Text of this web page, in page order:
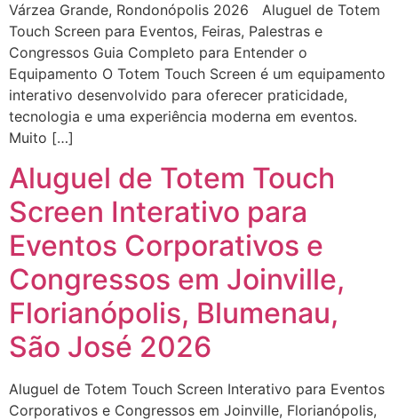
Várzea Grande, Rondonópolis 2026 Aluguel de Totem
Touch Screen para Eventos, Feiras, Palestras e
Congressos Guia Completo para Entender o
Equipamento O Totem Touch Screen é um equipamento
interativo desenvolvido para oferecer praticidade,
tecnologia e uma experiência moderna em eventos.
Muito […]
Aluguel de Totem Touch
Screen Interativo para
Eventos Corporativos e
Congressos em Joinville,
Florianópolis, Blumenau,
São José 2026
Aluguel de Totem Touch Screen Interativo para Eventos
Corporativos e Congressos em Joinville, Florianópolis,